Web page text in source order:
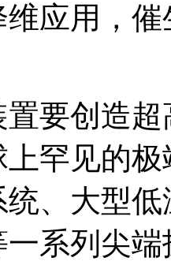
应用，
置要创造
罕见的
、大型
一系列尖